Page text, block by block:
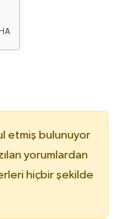
etmiş bulunuyor
yorumlardan
hiçbir şekilde